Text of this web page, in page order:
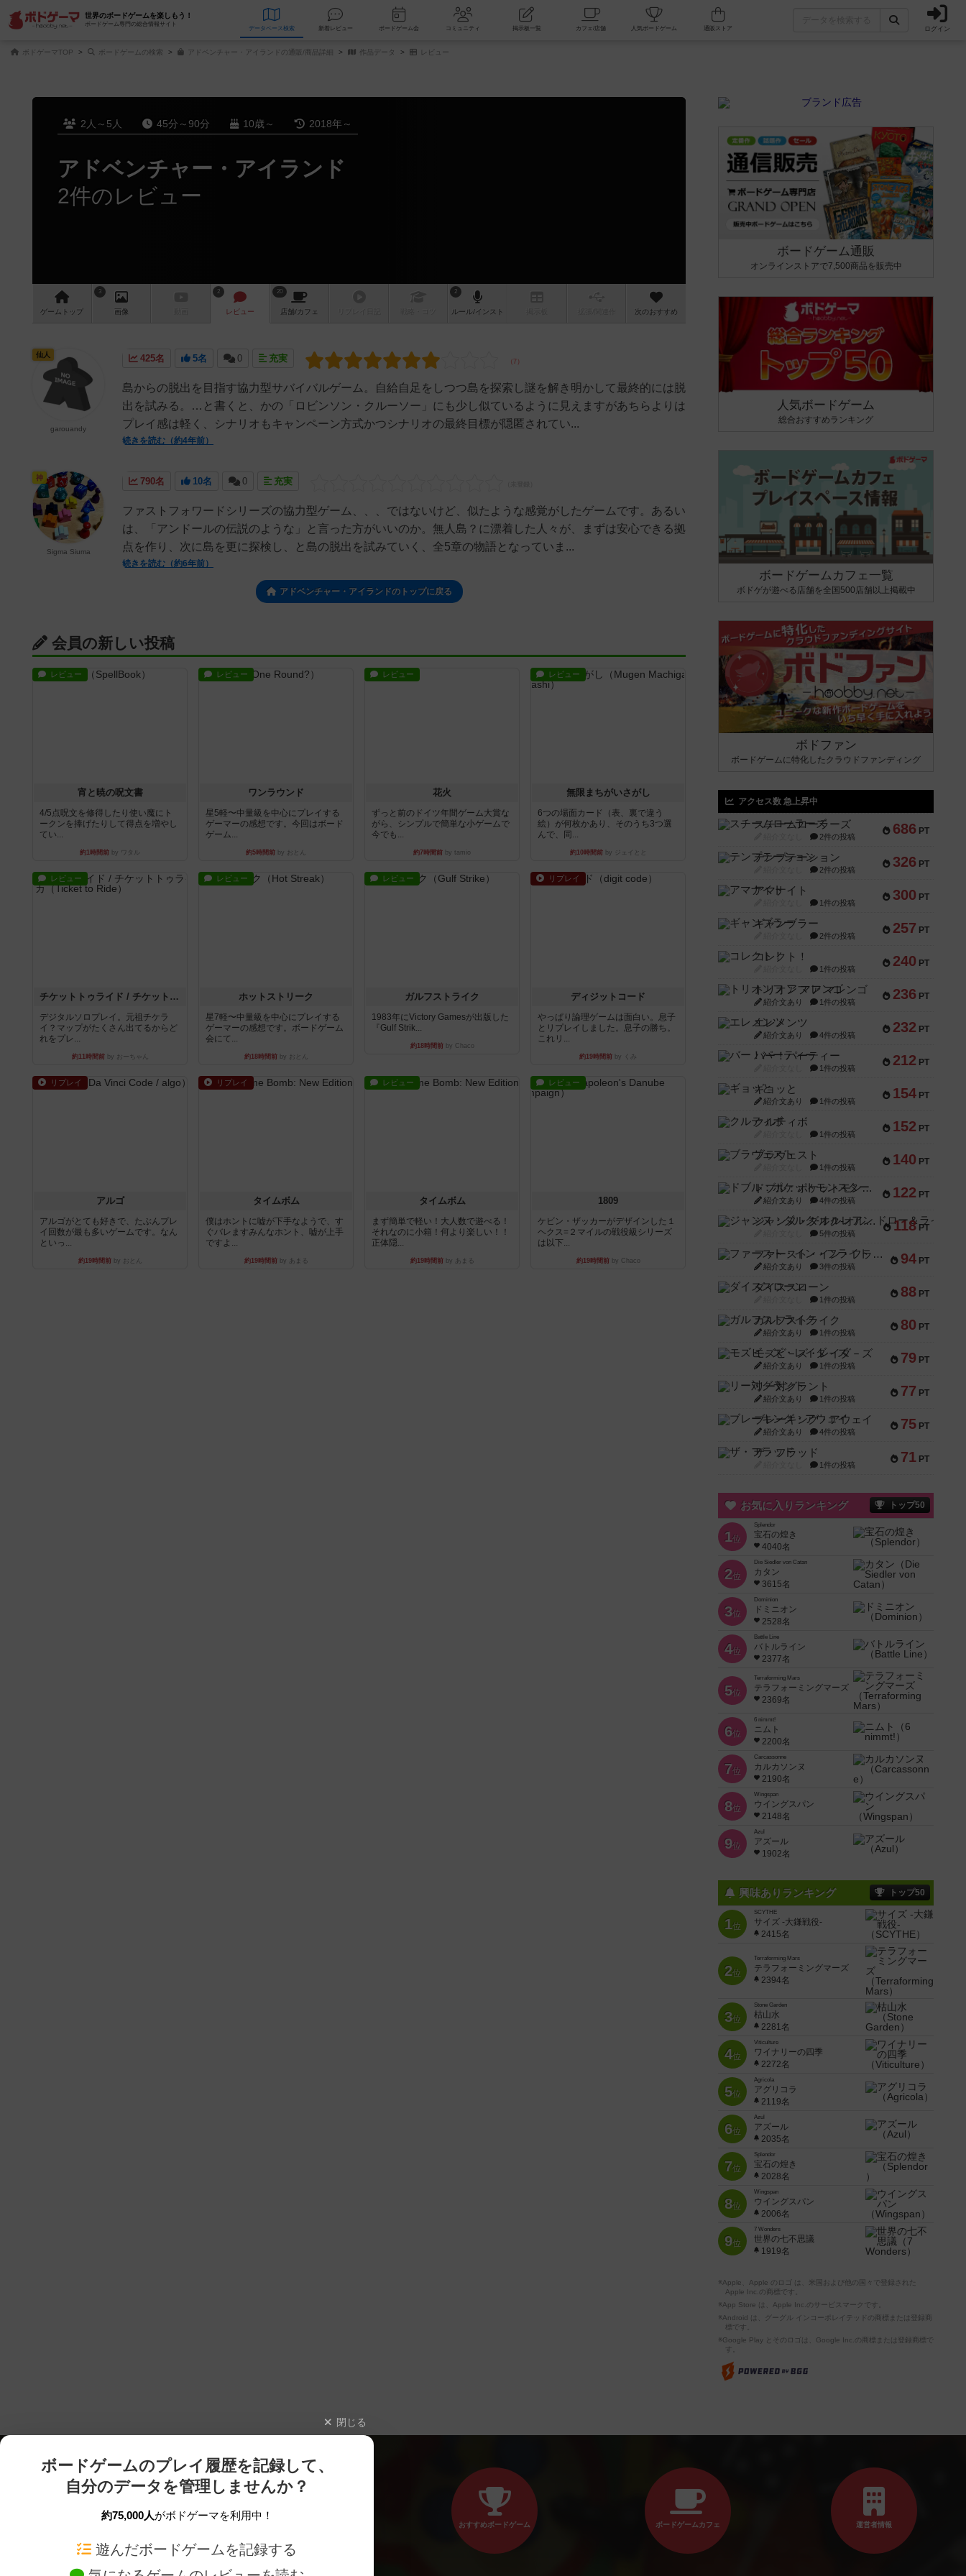
世界のボードゲームを楽しもう！
ボードゲーム専門の総合情報サイト
データベース 検索 新着レビュー ボードゲーム会 コミュニティ 掲示板一覧 カフェ/店舗 人気ボードゲーム ログイン
ボドゲーマTOP ボードゲームの検索 アドベンチャー・アイランドの通販/商品詳細 作品データ レビュー
2人～5人 45分～90分 10歳～ 2018年～
アドベンチャー・アイランド
2件のレビュー
ゲーム トップ
3
画像
2
レビュー
20
店舗/カフェ
2
ルール/インスト 次のおすすめ
425名 5名 0 充実
島からの脱出を目指す協力型サバイバルゲーム。自給自足をしつつ島を探索し謎を解き明かして最終的には脱
出を試みる。…と書くと、かの「ロビンソン・クルーソー」にも少し似ているように見えますがあちらよりは
プレイ感は軽く、シナリオもキャンペーン方式かつシナリオの最終目標が隠匿されてい...
続きを読む（約4年前）
仙人
garouandy
790名 10名 0 充実
ファストフォワードシリーズの協力型ゲーム、、、ではないけど、似たような感覚がしたゲームです。あるい
は、「アンドールの伝説のような」と言った方がいいのか。無人島？に漂着した人々が、まずは安心できる拠
点を作り、次に島を更に探検し、と島の脱出を試みていく、全5章の物語となっていま...
続きを読む（約6年前）
神
Sigma Siuma
アドベンチャー・アイランドのトップに戻る
会員の新しい投稿
レビュー
宵と暁の呪文書
4/5点呪文を修得したり使い魔にト
ークンを捧げたりして得点を増やし
てい...
約1時間前 by ワタル
レビュー
ワンラウンド
星5軽〜中量級を中心にプレイする
ゲーマーの感想です。今回はボード
ゲーム...
約5時間前 by おとん
レビュー
花火
ずっと前のドイツ年間ゲーム大賞な
がら、シンプルで簡単な小ゲームで
今でも...
約7時間前 by tamio
レビュー
無限まちがいさがし
6つの場面カード（表、裏で違う
絵）が何枚かあり、そのうち3つ選
んで、同...
約10時間前by ジェイとと
レビュー
チケットトゥライド / チケットトゥライドアメリカ
デジタルソロプレイ。元祖チケラ
イ？マップがたくさん出てるからど
れをプレ...
約11時間前by おーちゃん
レビュー
ホットストリーク
星7軽〜中量級を中心にプレイする
ゲーマーの感想です。ボードゲーム
会にて...
約18時間前by おとん
レビュー
ガルフストライク
1983年にVictory Gamesが出版した
『Gulf Strik...
約18時間前by Chaco
リプレイ
ディジットコード
やっぱり論理ゲームは面白い。息子
とリプレイしました。息子の勝ち。
これリ...
約19時間前 by くみ
リプレイ
アルゴ
アルゴがとても好きで、たぶんプレ
イ回数が最も多いゲームです。なん
といっ...
約19時間前by おとん
リプレイ
タイムボム
僕はホントに嘘が下手なようで、す
ぐバレますみんなホント、嘘が上手
ですよ...
約19時間前by あまる
レビュー
タイムボム
まず簡単で軽い！大人数で遊べる！
それなのに小箱！何より楽しい！！
正体隠...
約19時間前by あまる
レビュー
1809
ケビン・ザッカーがデザインした１
ヘクス=２マイルの戦役級シリーズ
は以下...
約19時間前by Chaco
ボードゲーム通販
オンラインストアで7,500商品を販売中
人気ボードゲーム
総合おすすめランキング
ボードゲームカフェ一覧
ボドゲが遊べる店舗を全国500店舗以上掲載中
ボドファン
ボードゲームに特化したクラウドファンディング
アクセス数 急上昇中
686 PT
スチームローラーズ
2件の投稿
326 PT
テンプテーション
2件の投稿
300 PT
アマナイト
1件の投稿
257 PT
ギャンブラー
2件の投稿
240 PT
コレクト！
1件の投稿
236 PT
トリオンフ ア マレンゴ
紹介文あり 1件の投稿
232 PT
エレメンツ
紹介文あり 4件の投稿
212 PT
バー！パーティー
1件の投稿
154 PT
ギョッと
紹介文あり 1件の投稿
152 PT
クルティボ
1件の投稿
140 PT
ブラヴェスト
1件の投稿
122 PT
ドブル：ポケットモンスター
紹介文あり 4件の投稿
118 PT
ジャンヌ・ダルク-オルレアン ドロー＆ライト
5件の投稿
94 PT
ファースト・イン・フライト
紹介文あり 3件の投稿
88 PT
ダイススローン
1件の投稿
80 PT
ガルフストライク
紹介文あり 1件の投稿
79 PT
モズビ－ズ・レイダ－ズ
紹介文あり 1件の投稿
77 PT
リー対グラント
紹介文あり 1件の投稿
75 PT
ブレーキング・アウェイ
紹介文あり 4件の投稿
71 PT
ザ・フラッド
1件の投稿
お気に入りランキング トップ50
1位
Splendor
宝石の煌き
4040名
2位
Die Siedler von Catan
カタン
3615名
3位
Dominion
ドミニオン
2528名
4位
Battle Line
バトルライン
2377名
5位
Terraforming Mars
テラフォーミングマーズ
2369名
6位
6 nimmt!
ニムト
2200名
7位
Carcassonne
カルカソンヌ
2190名
8位
Wingspan
ウイングスパン
2148名
9位
Azul
アズール
1902名
興味ありランキング トップ50
1位
SCYTHE
サイズ -大鎌戦役-
2415名
2位
Terraforming Mars
テラフォーミングマーズ
2394名
3位
Stone Garden
枯山水
2281名
4位
Viticulture
ワイナリーの四季
2272名
5位
Agricola
アグリコラ
2119名
6位
Azul
アズール
2035名
7位
Splendor
宝石の煌き
2028名
8位
Wingspan
ウイングスパン
2006名
9位
7 Wonders
世界の七不思議
1919名
※Apple、Apple のロゴ は、米国および他の国々で登録された
Apple Inc.の商標です。
※App Store は、Apple Inc.のサービスマークです。
※Android は、グーグル インコーポレイテッドの商標または登録商
標です。
※Google Play とそのロゴは、Google Inc.の商標または登録商標で
す。
閉じる
ボードゲームのプレイ履歴を記録して、
自分のデータを管理しませんか？
約75,000人がボドゲーマを利用中！
遊んだボードゲームを記録する
おすすめボードゲーム ボードゲームカフェ 運営者情報